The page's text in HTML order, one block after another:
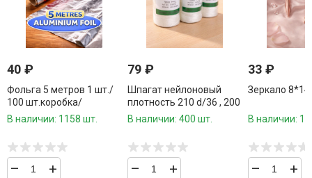
40 ₽
Фольга 5 метров 1 шт./
100 шт.коробка/
В наличии: 1158 шт.
– +
79 ₽
Шпагат нейлоновый
плотность 210 d/36 , 200
грамм 1 шт./100
В наличии: 400 шт.
– +
33 ₽
Зеркало
В наличии:
– +